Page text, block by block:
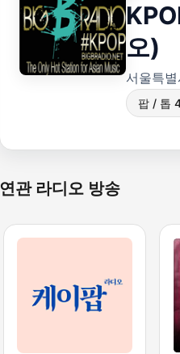
오)
서울특
팝 / 톱
연관 라디오 방송